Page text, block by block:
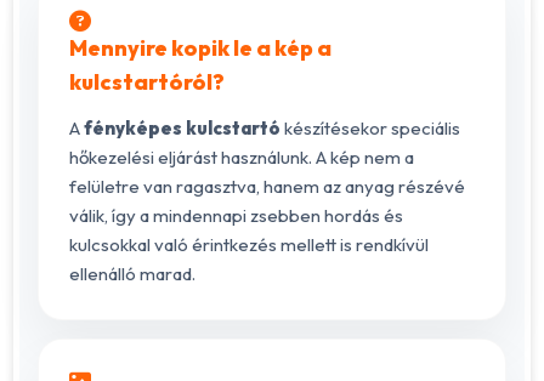
Mennyire kopik le a kép a
kulcstartóról?
Afényképes kulcstartó készítésekor speciális
hőkezelési eljárást használunk. A kép nem a
felületre van ragasztva, hanem az anyag részévé
válik, így a mindennapi zsebben hordás és
kulcsokkal való érintkezés mellett is rendkívül
ellenálló marad.